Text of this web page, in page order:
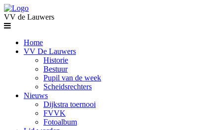
VV de Lauwers
Home
VV De Lauwers
Historie
Bestuur
Pupil van de week
Scheidsrechters
Nieuws
Dijkstra toernooi
FVVK
Fotoalbum